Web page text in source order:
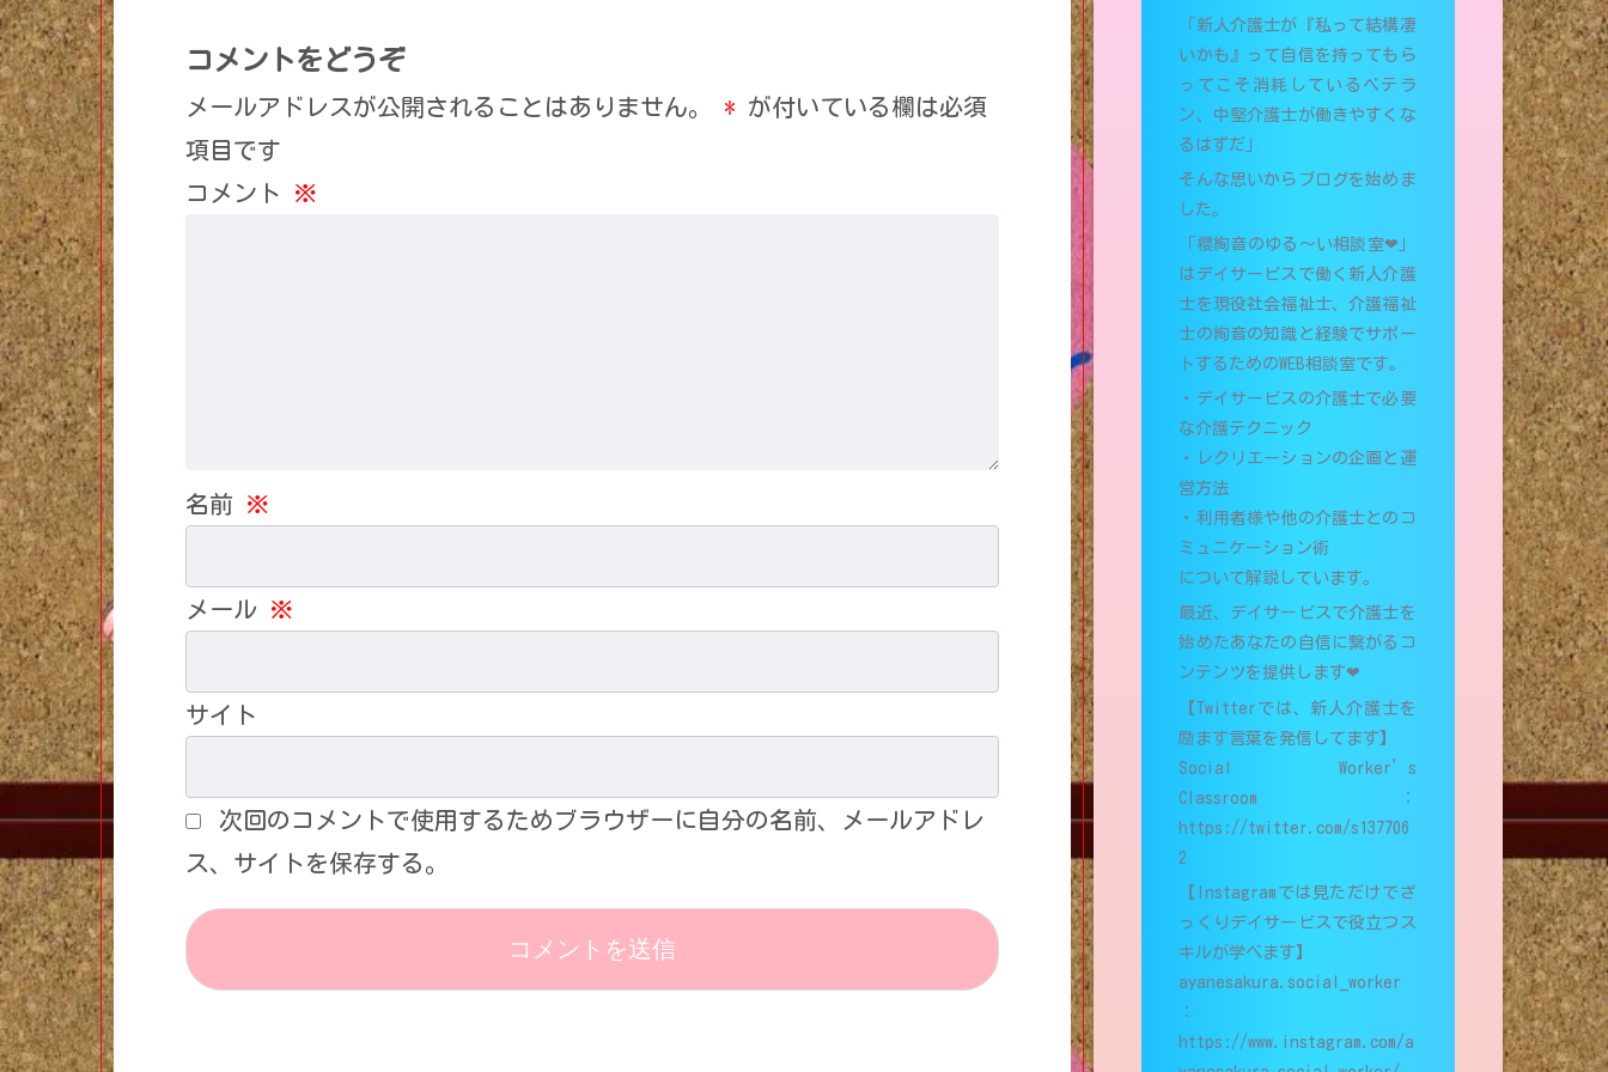
コメントをどうぞ
メールアドレスが公開されることはありません。 * が付いている欄は必須
項目です
コメント
※
名前 ※
メール ※
サイト
次回のコメントで使用するためブラウザーに自分の名前、メールアドレ
ス、サイトを保存する。
「新人介護士が『私って結構凄
いかも』って自信を持ってもら
ってこそ消耗しているベテラ
ン、中堅介護士が働きやすくな
るはずだ」
そんな思いからブログを始めま
した。
「櫻絢音のゆる〜い相談室❤︎」
はデイサービスで働く新人介護
士を現役社会福祉士、介護福祉
士の絢音の知識と経験でサポー
トするためのWEB相談室です。
・デイサービスの介護士で必要
な介護テクニック
・レクリエーションの企画と運
営方法
・利用者様や他の介護士とのコ
ミュニケーション術
について解説しています。
最近、デイサービスで介護士を
始めたあなたの自信に繋がるコ
ンテンツを提供します❤︎
【Twitterでは、新人介護士を
励ます言葉を発信してます】
Social Worker’s
Classroom：
https://twitter.com/s137706
2
【Instagramでは見ただけでざ
っくりデイサービスで役立つス
キルが学べます】
ayanesakura.social_worker
：
https://www.instagram.com/a